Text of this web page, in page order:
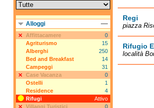
Regi
piazza
Rifugio
località
Alloggi
Affittacamere
0
Agriturismo
15
Alberghi
250
Bed and Breakfast
14
Campeggi
31
Case Vacanza
0
Ostelli
1
Residence
4
Rifugi
Attivo
Villaggi Turistici
0